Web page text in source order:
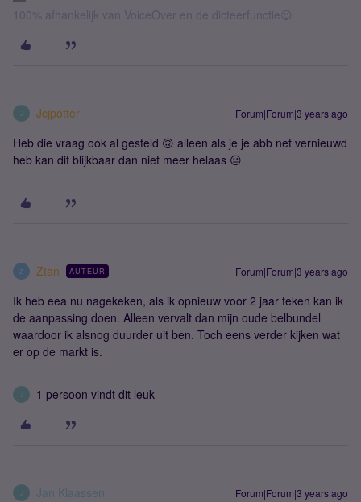
100% afhankelijk van VoiceOver en de dicteerfunctie😉
J Jcjpotter Forum|Forum|3 years ago
Heb die vraag ook al gesteld 🙃 alleen als je je abb net vernieuwd
heb kan dit blijkbaar dan niet meer helaas 😐
Z Ztan AUTEUR Forum|Forum|3 years ago
Ik heb eea nu nagekeken, als ik opnieuw voor 2 jaar teken kan ik
de aanpassing doen. Alleen vervalt dan mijn oude belbundel
waardoor ik alsnog duurder uit ben. Toch eens verder kijken wat
er op de markt is.
J 1 persoon vindt dit leuk
J Jan Klaassen Forum|Forum|3 years ago